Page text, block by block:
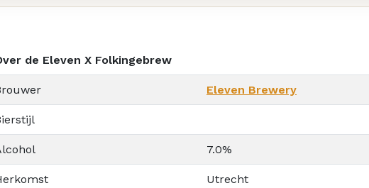
de Eleven X Folkingebrew
Eleven Brewery
7.0%
Utrecht